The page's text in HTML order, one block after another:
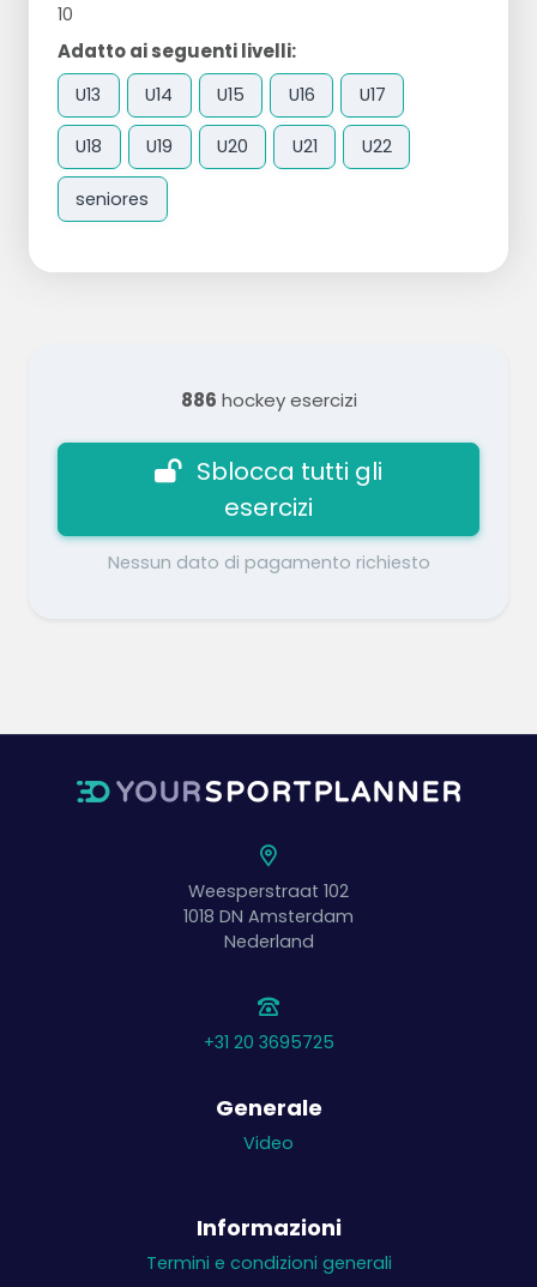
10
Adatto ai seguenti livelli:
U13 U14 U15 U16 U17
U18 U19 U20 U21 U22
seniores
886 hockey esercizi
Sblocca tutti gli
esercizi
Nessun dato di pagamento richiesto
Weesperstraat 102
1018 DN Amsterdam
Nederland
+31 20 3695725
Generale
Video
Informazioni
Termini e condizioni generali